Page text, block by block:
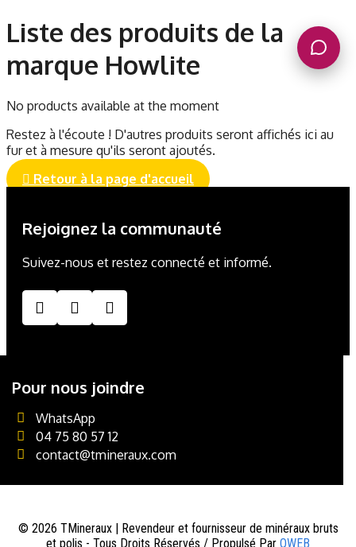
Liste des produits de la
marque Howlite
No products available at the moment
Restez à l'écoute ! D'autres produits seront affichés ici au
fur et à mesure qu'ils seront ajoutés.
 Retour à la page d'accueil
Rejoignez la communauté
Suivez-nous et restez connecté et informé.
Pour nous joindre
WhatsApp
04 75 80 57 12
contact@tmineraux.com
© 2026 TMineraux | Revendeur et fournisseur de minéraux bruts
et polis - Tous Droits Réservés / Propulsé Par QWEB